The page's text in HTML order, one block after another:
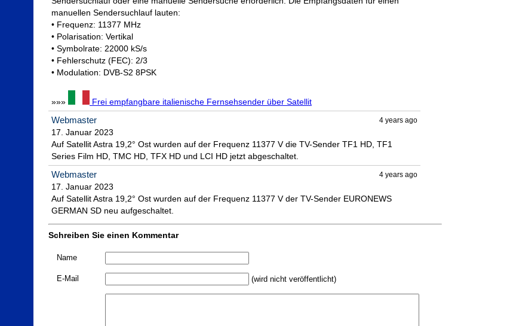
manuellen Sendersuchlauf lauten:
• Frequenz: 11377 MHz
• Polarisation: Vertikal
• Symbolrate: 22000 kS/s
• Fehlerschutz (FEC): 2/3
• Modulation: DVB-S2 8PSK
»»» Frei empfangbare italienische Fernsehsender über Satellit
4 years ago
Webmaster
17. Januar 2023
Auf Satellit Astra 19,2° Ost wurden auf der Frequenz 11377 V die TV-Sender TF1 HD, TF1
Series Film HD, TMC HD, TFX HD und LCI HD jetzt abgeschaltet.
4 years ago
Webmaster
17. Januar 2023
Auf Satellit Astra 19,2° Ost wurden auf der Frequenz 11377 V der TV-Sender EURONEWS
GERMAN SD neu aufgeschaltet.
Schreiben Sie einen Kommentar
Name
E-Mail (wird nicht veröffentlicht)